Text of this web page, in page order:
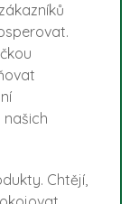
našich
Chtějí,